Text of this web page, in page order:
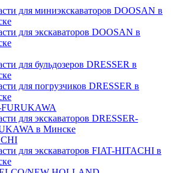
для миниэкскаваторов DOOSAN в
для экскаваторов DOOSAN в
для бульдозеров DRESSER в
для погрузчиков DRESSER в
для экскаваторов DRESSER-
в Минске
для экскаваторов FIAT-HITACHI в